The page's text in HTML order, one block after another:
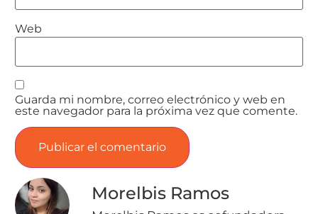
Web
Guarda mi nombre, correo electrónico y web en
este navegador para la próxima vez que comente.
Morelbis Ramos